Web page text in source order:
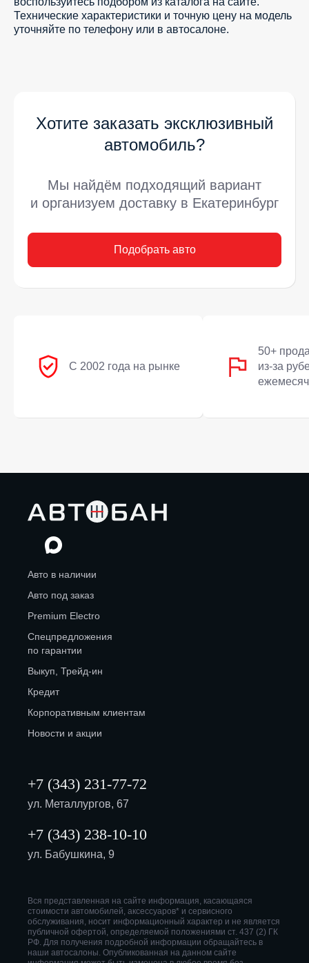
Технические характеристики и точную цену на модель
уточняйте по телефону или в автосалоне.
Хотите заказать эксклюзивный
автомобиль?
Мы найдём подходящий вариант
и организуем доставку в Екатеринбург
Подобрать авто
С 2002 года на рынке
50+
из-за
Авто в наличии
Авто под заказ
Premium Electro
Спецпредложения
по гарантии
Выкуп, Трейд-ин
Кредит
Корпоративным клиентам
Новости и акции
+7 (343) 231-77-72
ул. Металлургов, 67
+7 (343) 238-10-10
ул. Бабушкина, 9
Вся представленная на сайте информация, касающаяся
стоимости автомобилей, аксессуаров* и сервисного
обслуживания, носит информационный характер и не является
публичной офертой, определяемой положениями ст. 437 (2) ГК
РФ. Для получения подробной информации обращайтесь в
наши автосалоны. Опубликованная на данном сайте